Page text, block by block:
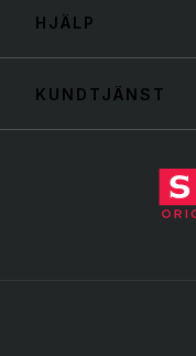
HJÄLP
KUNDTJÄNST